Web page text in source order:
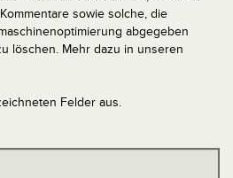
sowie solche, die
abgegeben
löschen. Mehr dazu in unseren
Felder aus.